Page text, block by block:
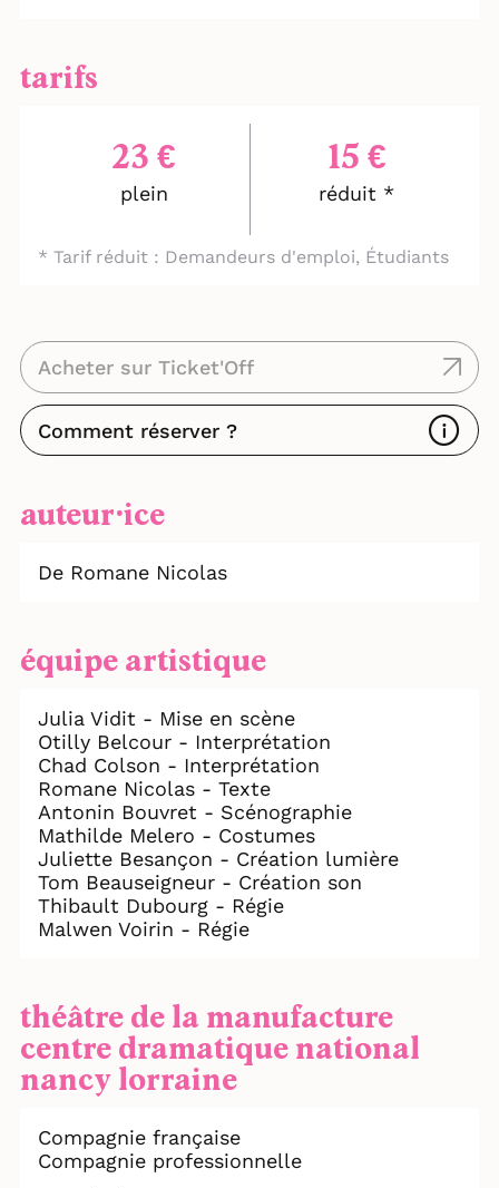
tarifs
23 €
plein
15 €
réduit *
* Tarif réduit : Demandeurs d'emploi, Étudiants
Acheter sur Ticket'Off
Comment réserver ?
auteur⸱ice
De Romane Nicolas
équipe artistique
Julia Vidit - Mise en scène
Otilly Belcour - Interprétation
Chad Colson - Interprétation
Romane Nicolas - Texte
Antonin Bouvret - Scénographie
Mathilde Melero - Costumes
Juliette Besançon - Création lumière
Tom Beauseigneur - Création son
Thibault Dubourg - Régie
Malwen Voirin - Régie
théâtre de la manufacture
centre dramatique national
nancy lorraine
Compagnie française
Compagnie professionnelle